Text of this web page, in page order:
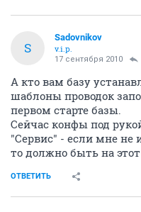
S
Sadovnikov
v.i.p.
17 сентября 2010
А кто вам базу
шаблоны проводок
первом старте базы.
Сейчас конфы под
"Сервис" - если мне не
то должно быть на
ОТВЕТИТЬ